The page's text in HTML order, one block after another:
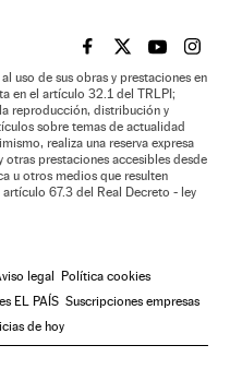
EL PAÍS BRASIL EN
EL PAÍSEL PAÍS
EL
uso de sus obras y prestaciones en
en el artículo 32.1 del TRLPI;
reproducción, distribución y
sobre temas de actualidad
realiza una reserva expresa
otras prestaciones accesibles desde
u otros medios que resulten
67.3 del Real Decreto - ley
legal Política cookies
EL PAÍS Suscripciones empresas
de hoy